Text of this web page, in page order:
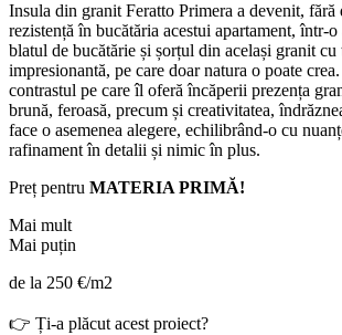
Insula din granit Feratto Primera a devenit, fără
rezistență în bucătăria acestui apartament, într-
blatul de bucătărie și șorțul din același granit cu
impresionantă, pe care doar natura o poate
contrastul pe care îl oferă încăperii prezența
brună, feroasă, precum și creativitatea,
face o asemenea alegere, echilibrând-o cu
rafinament în detalii și nimic în plus.
Preț pentru MATERIA PRIMĂ!
Mai mult
Mai puțin
de la 250 €/m2
👉 Ți-a plăcut acest proiect?